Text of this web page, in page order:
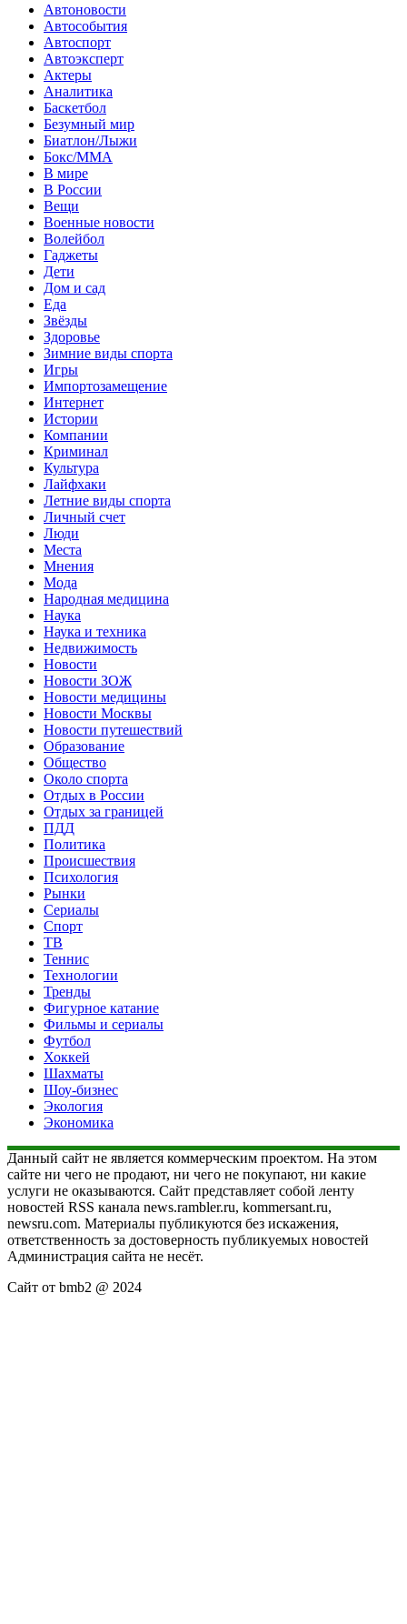
Автоновости
Автособытия
Автоспорт
Автоэксперт
Актеры
Аналитика
Баскетбол
Безумный мир
Биатлон/Лыжи
Бокс/MMA
В мире
В России
Вещи
Военные новости
Волейбол
Гаджеты
Дети
Дом и сад
Еда
Звёзды
Здоровье
Зимние виды спорта
Игры
Импортозамещение
Интернет
Истории
Компании
Криминал
Культура
Лайфхаки
Летние виды спорта
Личный счет
Люди
Места
Мнения
Мода
Народная медицина
Наука
Наука и техника
Недвижимость
Новости
Новости ЗОЖ
Новости медицины
Новости Москвы
Новости путешествий
Образование
Общество
Около спорта
Отдых в России
Отдых за границей
ПДД
Политика
Происшествия
Психология
Рынки
Сериалы
Спорт
ТВ
Теннис
Технологии
Тренды
Фигурное катание
Фильмы и сериалы
Футбол
Хоккей
Шахматы
Шоу-бизнес
Экология
Экономика
Данный сайт не является коммерческим проектом. На этом
сайте ни чего не продают, ни чего не покупают, ни какие
услуги не оказываются. Сайт представляет собой ленту
новостей RSS канала news.rambler.ru, kommersant.ru,
newsru.com. Материалы публикуются без искажения,
ответственность за достоверность публикуемых новостей
Администрация сайта не несёт.
Сайт от bmb2 @ 2024